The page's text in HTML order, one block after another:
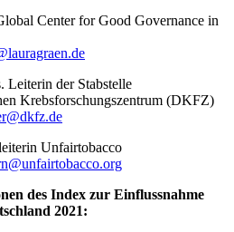
Center for Good Governance in
Leiterin der Stabstelle
Krebsforschungszentrum (DKFZ)
Unfairtobacco
des Index zur Einflussnahme
2021: